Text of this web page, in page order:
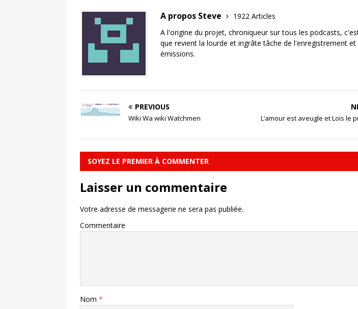
A propos Steve
1922 Articles
A l'origine du projet, chroniqueur sur tous les podcasts,
que revient la lourde et ingrâte tâche de l'enregistrement
émissions.
PREVIOUS
Wiki Wa wiki Watchmen L’amour est aveugle et Lois le
SOYEZ LE PREMIER À COMMENTER
Laisser un commentaire
Votre adresse de messagerie ne sera pas publiée.
Commentaire
Nom *